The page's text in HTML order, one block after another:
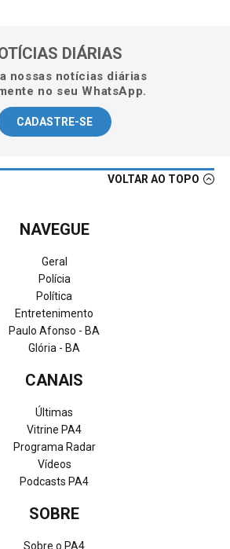
DIÁRIAS
nossas notícias diárias
no seu WhatsApp.
CADASTRE-SE
VOLTAR AO TOPO
NAVEGUE
Geral
Polícia
Política
Entretenimento
Paulo Afonso - BA
Glória - BA
CANAIS
Últimas
Vitrine PA4
Programa Radar
Vídeos
Podcasts PA4
SOBRE
Sobre o PA4